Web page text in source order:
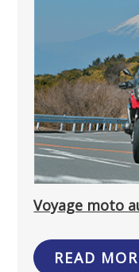
Voyage moto
READ